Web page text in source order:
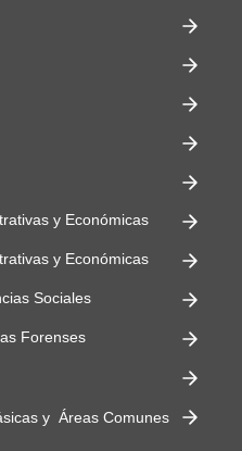
y Económicas
y Económicas
Sociales
Forenses
y Áreas Comunes